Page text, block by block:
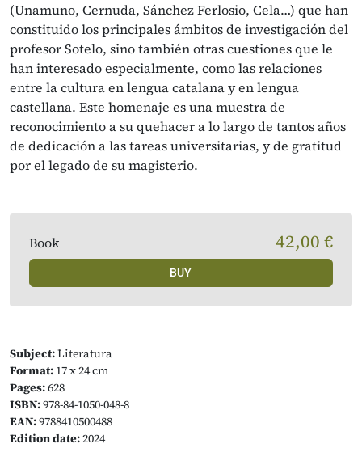
(Unamuno, Cernuda, Sánchez Ferlosio, Cela…) que han
constituido los principales ámbitos de investigación del
profesor Sotelo, sino también otras cuestiones que le
han interesado especialmente, como las relaciones
entre la cultura en lengua catalana y en lengua
castellana. Este homenaje es una muestra de
reconocimiento a su quehacer a lo largo de tantos años
de dedicación a las tareas universitarias, y de gratitud
por el legado de su magisterio.
Subject:Literatura
Format: 17 x 24 cm
Pages:628
ISBN:978-84-1050-048-8
EAN:9788410500488
Edition date:2024
Book 42,00 €
BUY